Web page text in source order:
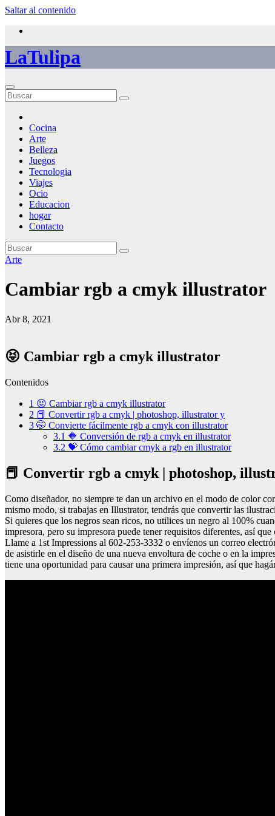
Saltar al contenido
LaTulipa
Cocina
Arte
Belleza
Juegos
Tecnologia
Viajes
Ocio
Educacion
hogar
Contacto
Arte
Cambiar rgb a cmyk illustrator
Abr 8, 2021
😝 Cambiar rgb a cmyk illustrator
Contenidos
1 😝 Cambiar rgb a cmyk illustrator
2 📕 Convertir rgb a cmyk | photoshop, illustrator y
3 🤭 Convierte fácilmente rgb a cmyk con illustrator
3.1 🔶 Conversión de rgb a cmyk en illustrator
3.2 💝 Cómo cambiar cmyk a rgb en illustrator
📕 Convertir rgb a cmyk | photoshop,
Como diseñador, no siempre te dan un archivo en el modo de color
mismo modo, si trabajas en Illustrator, tendrás que convertir las
Si quieres que los negros sean ricos, no utilices un negro al 100%
impresora, pero su impresora puede tener requisitos diferentes, así
Llame a 1st Impressions al 602-253-3332 o envíenos un correo
de asistirle en el diseño de una nueva envoltura de coche o en la
tiene una oportunidad para causar una primera impresión, así que